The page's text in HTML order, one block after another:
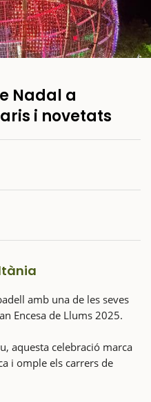
Nadal a
i novetats
amb una de les seves
Encesa de Llums 2025.
aquesta celebració marca
i omple els carrers de